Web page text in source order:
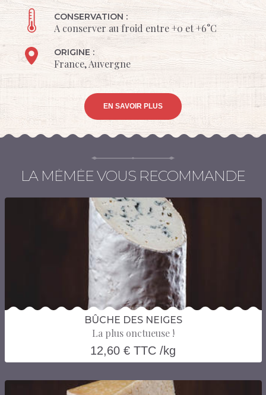
CONSERVATION :
A conserver au froid entre +0 et +6°C
ORIGINE :
France, Auvergne
EN SAVOIR PLUS
LA MÉMÉE VOUS RECOMMANDE
BÛCHE DES NEIGES
La plus onctueuse !
12,60 € TTC /kg